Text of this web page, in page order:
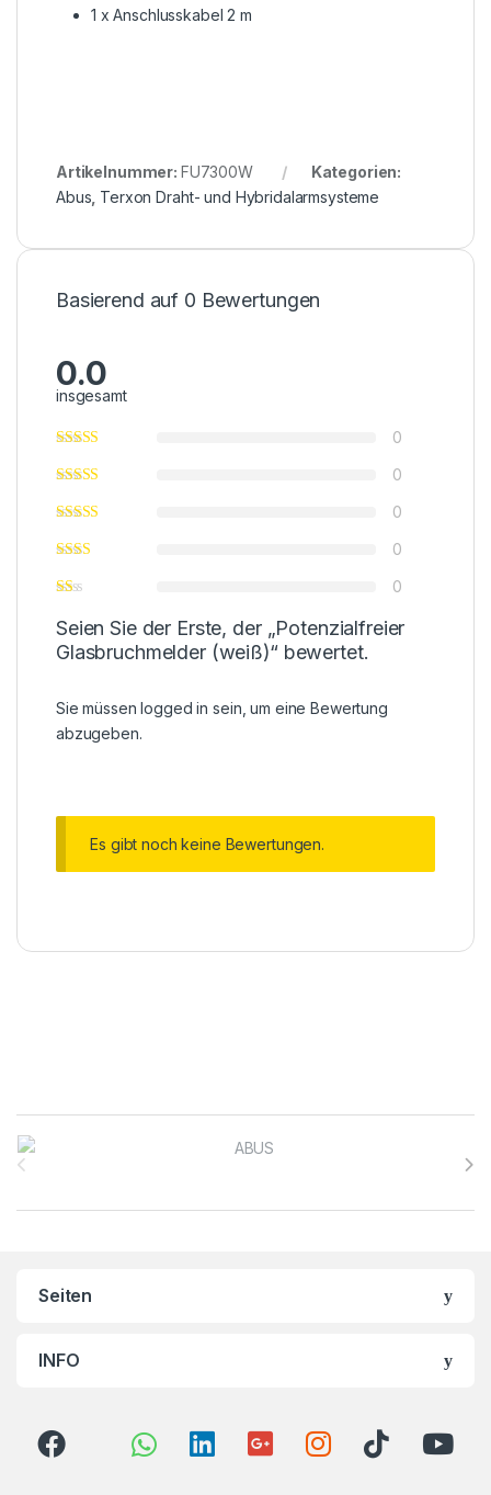
1 x Anschlusskabel 2 m
Artikelnummer: FU7300W
Kategorien:
Abus Terxon Draht- und Hybridalarmsysteme
Basierend auf 0 Bewertungen
0.0
insgesamt
0
0
0
0
0
Seien Sie der Erste, der „Potenzialfreier
Glasbruchmelder (weiß)“ bewertet.
Sie müssenlogged in sein, um eine Bewertung
abzugeben.
Es gibt noch keine Bewertungen.
Brands Carousel
Seiten
INFO